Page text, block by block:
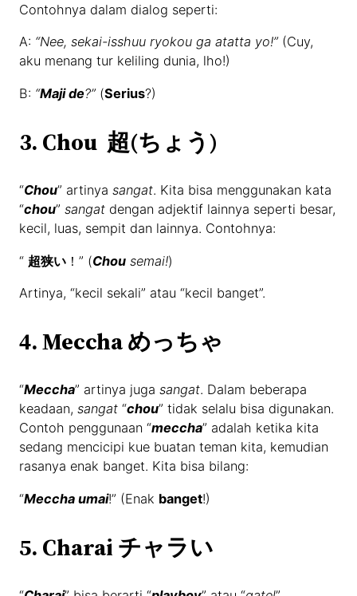
Contohnya dalam dialog seperti:
A: “Nee, sekai-isshuu ryokou ga atatta yo!”(Cuy,
aku menang tur keliling dunia, lho!)
B: “Maji de?”(Serius?)
3. Chou 超(ちょう)
“Chou” artinyasangat. Kita bisa menggunakan kata
“chou”sangat dengan adjektif lainnya seperti besar,
kecil, luas, sempit dan lainnya. Contohnya:
“ 超狭い ！” (Chou semai!)
Artinya, “kecil sekali” atau “kecil banget”.
4. Meccha めっちゃ
“Meccha” artinya jugasangat. Dalam beberapa
keadaan,sangat “chou” tidak selalu bisa digunakan.
Contoh penggunaan “meccha” adalah ketika kita
sedang mencicipi kue buatan teman kita, kemudian
rasanya enak banget. Kita bisa bilang:
“Meccha umai!” (Enak banget!)
5. Charai チャラい